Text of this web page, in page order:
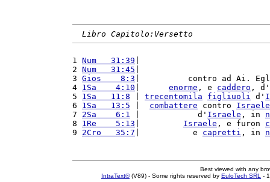
Libro Capitolo:Versetto
1 Num   31:39
2 Num   31:45
3 Gios    8:3 |          contro ad Ai.
4 1Sa    4:10 enorme , e caddero , d'
5 1Sa   11:8 trecentomila figliuoli d'
6 1Sa   13:5 combattere contro Israele
7 2Sa    6:1 |            d' Israele , in
8 1Re    5:13 Israele , e furon
9 2Cro   35:7 |           e capretti , in
Best viewed with any
IntraText®(V89) - Some rights reserved by EuloTech SRL -